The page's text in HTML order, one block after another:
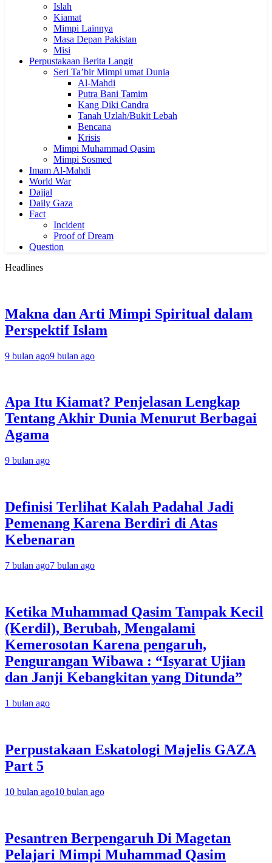
Islah
Kiamat
Mimpi Lainnya
Masa Depan Pakistan
Misi
Perpustakaan Berita Langit
Seri Ta’bir Mimpi umat Dunia
Al-Mahdi
Putra Bani Tamim
Kang Diki Candra
Tanah Uzlah/Bukit Lebah
Bencana
Krisis
Mimpi Muhammad Qasim
Mimpi Sosmed
Imam Al-Mahdi
World War
Dajjal
Daily Gaza
Fact
Incident
Proof of Dream
Question
Headlines
Makna dan Arti Mimpi Spiritual dalam
Perspektif Islam
9 bulan ago9 bulan ago
Apa Itu Kiamat? Penjelasan Lengkap
Tentang Akhir Dunia Menurut Berbagai
Agama
9 bulan ago
Definisi Terlihat Kalah Padahal Jadi
Pemenang Karena Berdiri di Atas
Kebenaran
7 bulan ago7 bulan ago
Ketika Muhammad Qasim Tampak Kecil
(Kerdil), Berubah, Mengalami
Kemerosotan Karena pengaruh,
Pengurangan Wibawa : “Isyarat Ujian
dan Janji Kebangkitan yang Ditunda”
1 bulan ago
Perpustakaan Eskatologi Majelis GAZA
Part 5
10 bulan ago10 bulan ago
Pesantren Berpengaruh Di Magetan
Pelajari Mimpi Muhammad Qasim